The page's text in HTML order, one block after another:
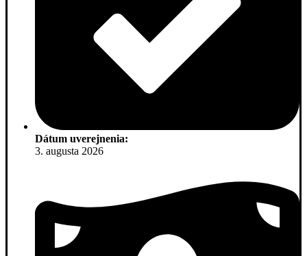
Dátum uverejnenia:
3. augusta 2026